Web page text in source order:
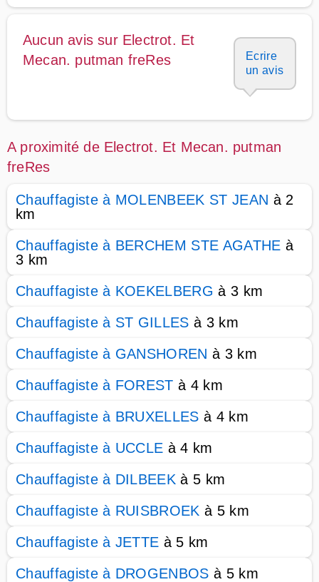
Aucun avis sur Electrot. Et
Mecan. putman freRes
Ecrire
un avis
A proximité de Electrot. Et Mecan. putman
freRes
Chauffagiste à MOLENBEEK ST JEAN à 2
km
Chauffagiste à BERCHEM STE AGATHE à
3 km
Chauffagiste à KOEKELBERG à 3 km
Chauffagiste à ST GILLES à 3 km
Chauffagiste à GANSHOREN à 3 km
Chauffagiste à FOREST à 4 km
Chauffagiste à BRUXELLES à 4 km
Chauffagiste à UCCLE à 4 km
Chauffagiste à DILBEEK à 5 km
Chauffagiste à RUISBROEK à 5 km
Chauffagiste à JETTE à 5 km
Chauffagiste à DROGENBOS à 5 km